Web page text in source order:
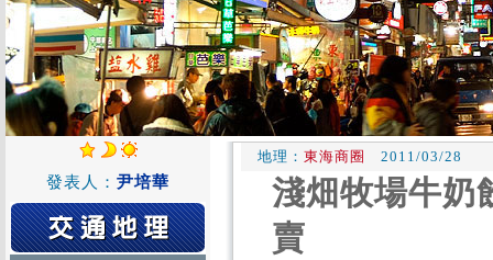
發表人： 尹培華
地理： 東海商圈 2011/03/28
淺畑牧場牛奶
賣